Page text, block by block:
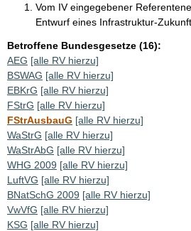
Vom IV eingegebener
Entwurf eines Infrastruktur-
Betroffene Bundesgesetze (16):
AEG [alle RV hierzu]
BSWAG [alle RV hierzu]
EBKrG [alle RV hierzu]
FStrG [alle RV hierzu]
FStrAusbauG [alle RV hierzu]
WaStrG [alle RV hierzu]
WaStrAbG [alle RV hierzu]
WHG 2009 [alle RV hierzu]
LuftVG [alle RV hierzu]
BNatSchG 2009 [alle RV hierzu]
VwVfG [alle RV hierzu]
KSG [alle RV hierzu]